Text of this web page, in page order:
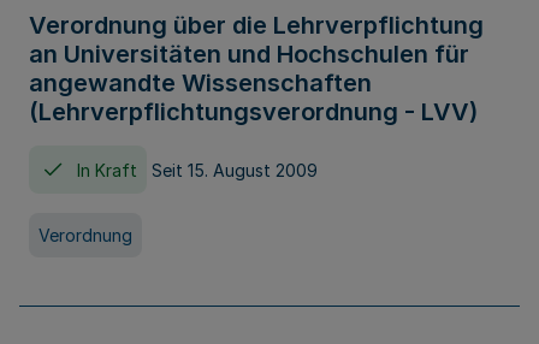
Verordnung über die Lehrverpflichtung
an Universitäten und Hochschulen für
angewandte Wissenschaften
(Lehrverpflichtungsverordnung - LVV)
In Kraft Seit 15. August 2009
Verordnung